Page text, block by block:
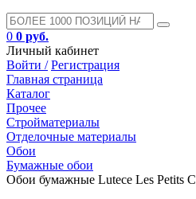
0 0 руб.
Личный кабинет
Войти / Регистрация
Главная страница
Каталог
Прочее
Стройматериалы
Отделочные материалы
Обои
Бумажные обои
Обои бумажные Lutece Les Petits